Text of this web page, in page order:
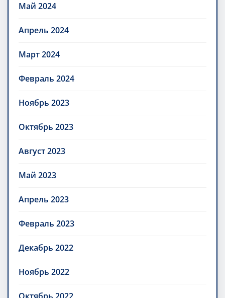
Май 2024
Апрель 2024
Март 2024
Февраль 2024
Ноябрь 2023
Октябрь 2023
Август 2023
Май 2023
Апрель 2023
Февраль 2023
Декабрь 2022
Ноябрь 2022